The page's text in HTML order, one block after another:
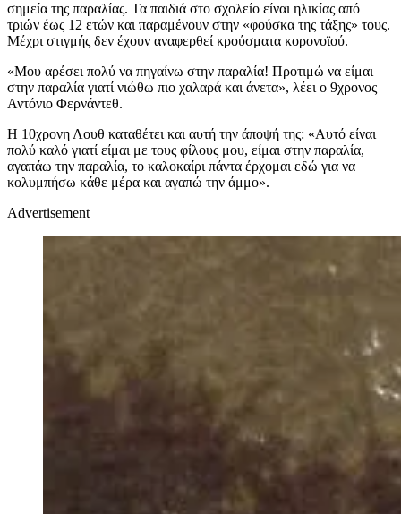
σημεία της παραλίας. Τα παιδιά στο σχολείο είναι ηλικίας από
τριών έως 12 ετών και παραμένουν στην «φούσκα της τάξης» τους.
Μέχρι στιγμής δεν έχουν αναφερθεί κρούσματα κορονοϊού.
«Μου αρέσει πολύ να πηγαίνω στην παραλία! Προτιμώ να είμαι
στην παραλία γιατί νιώθω πιο χαλαρά και άνετα», λέει ο 9χρονος
Αντόνιο Φερνάντεθ.
Η 10χρονη Λουθ καταθέτει και αυτή την άποψή της: «Αυτό είναι
πολύ καλό γιατί είμαι με τους φίλους μου, είμαι στην παραλία,
αγαπάω την παραλία, το καλοκαίρι πάντα έρχομαι εδώ για να
κολυμπήσω κάθε μέρα και αγαπώ την άμμο».
Advertisement